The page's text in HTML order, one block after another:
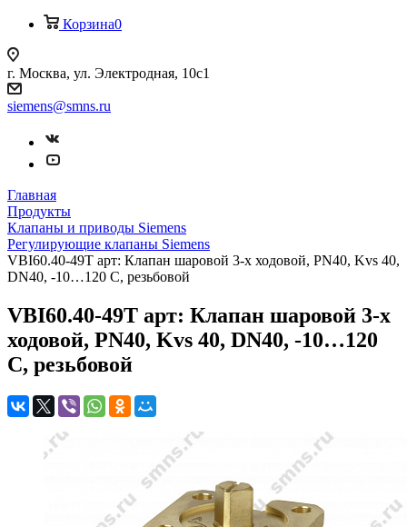
Корзина0
г. Москва, ул. Электродная, 10с1
siemens@smns.ru
Главная
Продукты
Клапаны и приводы Siemens
Регулирующие клапаны Siemens
VBI60.40-49T арт: Клапан шаровой 3-х ходовой, PN40, Kvs 40,
DN40, -10…120 C, резьбовой
VBI60.40-49T арт: Клапан шаровой 3-х
ходовой, PN40, Kvs 40, DN40, -10…120
C, резьбовой